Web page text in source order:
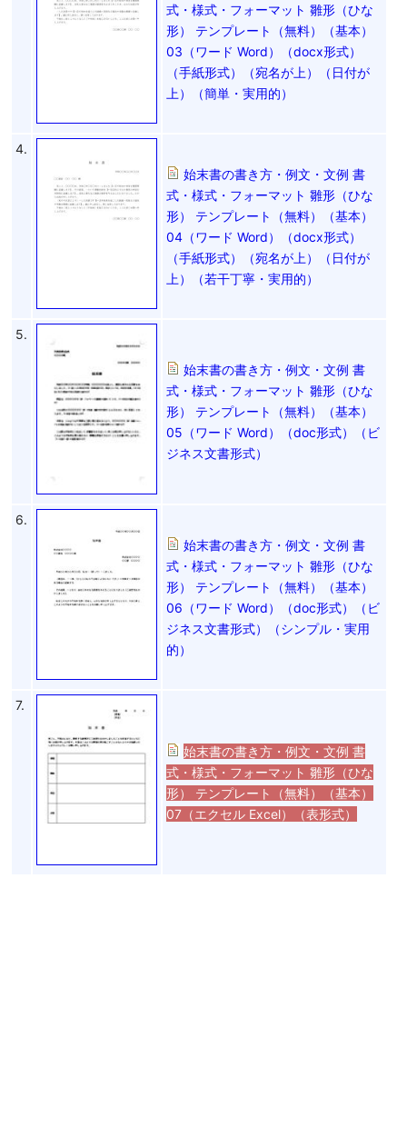
式・様式・フォーマット 雛形（ひな
形） テンプレート（無料）（基本）
03（ワード Word）（docx形式）
（手紙形式）（宛名が上）（日付が
上）（簡単・実用的）
4.
始末書の書き方・例文・文例 書
式・様式・フォーマット 雛形（ひな
形） テンプレート（無料）（基本）
04（ワード Word）（docx形式）
（手紙形式）（宛名が上）（日付が
上）（若干丁寧・実用的）
5.
始末書の書き方・例文・文例 書
式・様式・フォーマット 雛形（ひな
形） テンプレート（無料）（基本）
05（ワード Word）（doc形式）（ビ
ジネス文書形式）
6.
始末書の書き方・例文・文例 書
式・様式・フォーマット 雛形（ひな
形） テンプレート（無料）（基本）
06（ワード Word）（doc形式）（ビ
ジネス文書形式）（シンプル・実用
的）
7.
始末書の書き方・例文・文例 書
式・様式・フォーマット 雛形（ひな
形） テンプレート（無料）（基本）
07（エクセル Excel）（表形式）